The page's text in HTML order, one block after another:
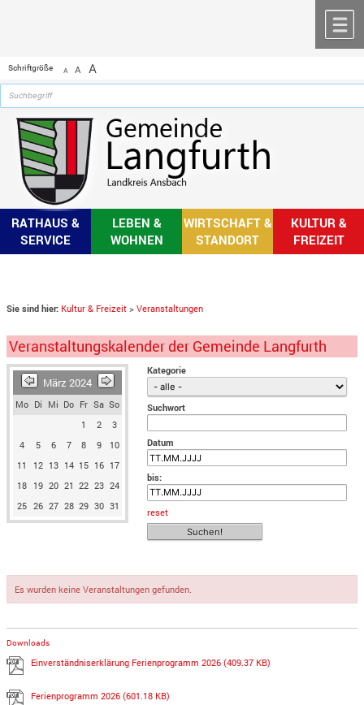
Schriftgröße A A A
RATHAUS &
SERVICE
LEBEN &
WOHNEN
WIRTSCHAFT &
STANDORT
KULTUR &
FREIZEIT
Sie sind hier: Kultur & Freizeit >Veranstaltungen
Veranstaltungskalender der Gemeinde Langfurth
März 2024
Mo Di Mi Do Fr Sa So
1
2
3
4
5 6 7 8 9
10
11
12 13 14 15 16 17
18 19 20 21 22 23 24
25 26 27 28 29 30 31
Kategorie
Suchwort
Datum
bis:
reset
Es wurden keine Veranstaltungen gefunden.
Downloads
Einverständniserklärung Ferienprogramm 2026(409.37 KB)
Ferienprogramm 2026(601.18 KB)